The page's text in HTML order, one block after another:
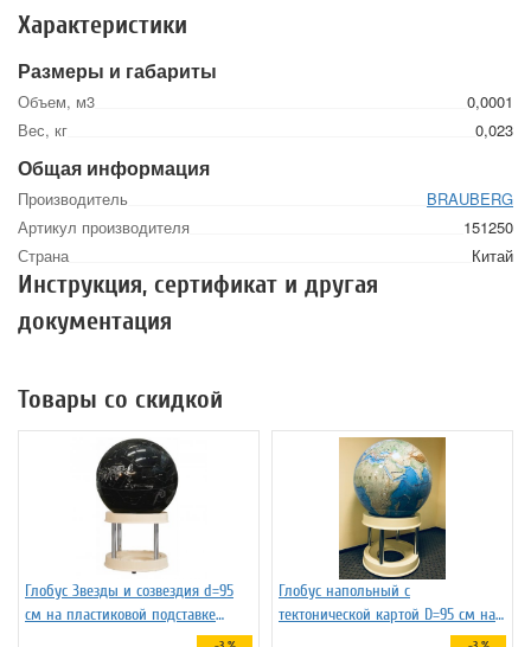
Характеристики
Размеры и габариты
Объем, м3
0,0001
Вес, кг
0,023
Общая информация
Производитель
BRAUBERG
Артикул производителя
151250
Страна
Китай
Инструкция, сертификат и другая
документация
Товары со скидкой
Глобус Звезды и созвездия d=95
см на пластиковой подставке
Глобус напольный с
тектонической картой D=95 см на